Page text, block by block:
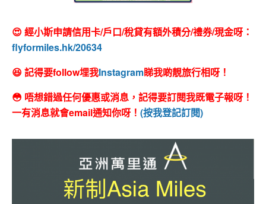
😍 經小斯申請信用卡/戶口/稅貸有額外積分/禮券/現金呀：
flyformiles.hk/20634
😆 記得要follow埋我Instagram睇我啲靚旅行相呀！
😳 唔想錯過任何優惠或消息，記得要訂閱我既電子報呀！
一有消息就會email通知你呀！ (按我登記訂閱)